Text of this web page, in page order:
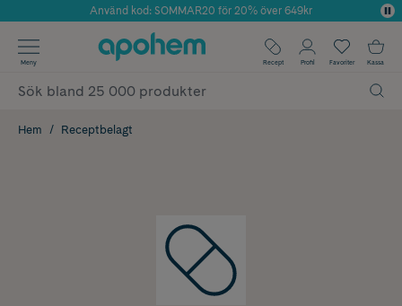
Årets Butik 2025 inom Skönhet
Använd kod: SOMMAR20 för 20% över 649kr
✓ Fri frakt
✓ Poäng på alla köp*
Meny Recept Profil Favoriter Kassa
Hem Receptbelagt